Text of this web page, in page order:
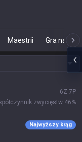
Maestrii Gra na
6Z 7 P
zwycięstw 46%
Najwyższy krąg